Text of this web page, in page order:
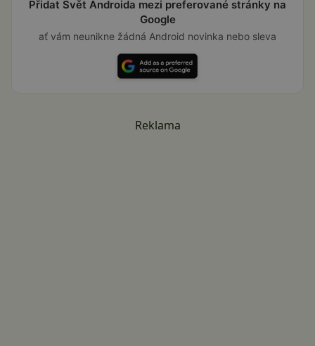
Přidat Svět Androida mezi preferované stránky na
Google
ať vám neunikne žádná Android novinka nebo sleva
Reklama